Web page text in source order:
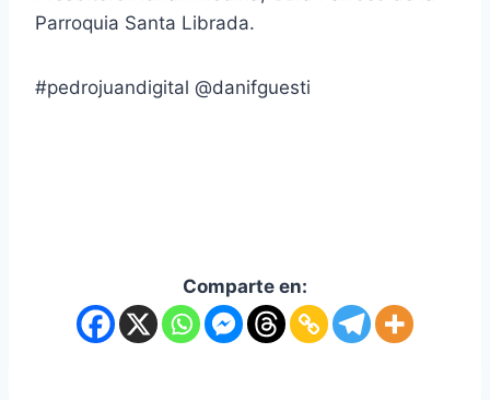
Parroquia Santa Librada.
#pedrojuandigital @danifguesti
Comparte en: